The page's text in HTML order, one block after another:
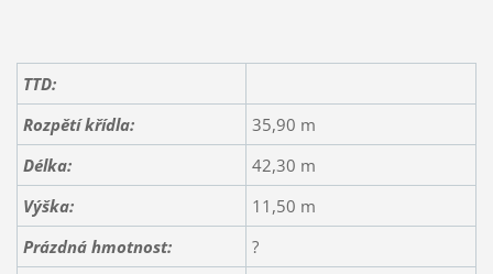
TTD:
Rozpětí křídla:
35,90 m
Délka:
42,30 m
Výška:
11,50 m
Prázdná hmotnost:
?